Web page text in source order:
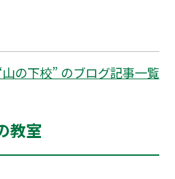
山の下校” のブログ記事一覧
教室